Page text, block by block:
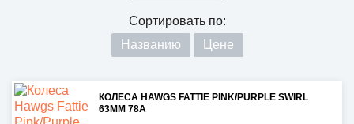
Сортировать по:
Названию
Цене
КОЛЕСА HAWGS FATTIE PINK/PURPLE SWIRL
63MM 78A